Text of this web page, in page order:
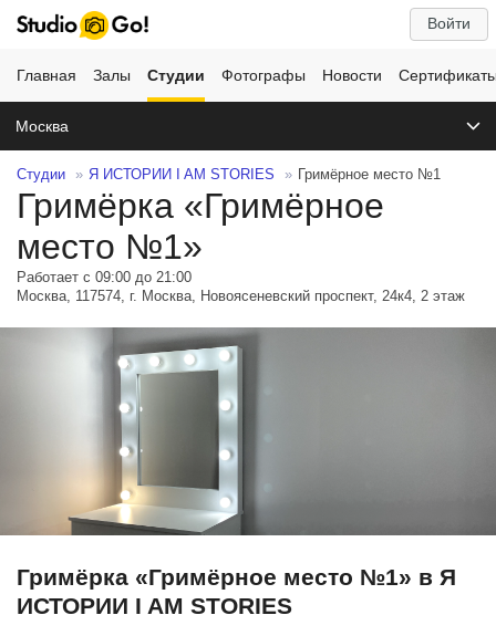
Войти
Главная Залы Студии Фотографы Новости
Москва
Студии Я ИСТОРИИ I AM STORIES Гримёрное место №1
Гримёрка «Гримёрное
место №1»
Работает с 09:00 до 21:00
Москва, 117574, г. Москва, Новоясеневский проспект, 24к4, 2 этаж
Гримёрка «Гримёрное место №1» в Я
ИСТОРИИ I AM STORIES